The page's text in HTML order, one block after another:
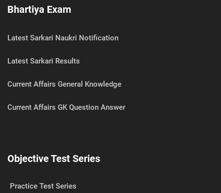
Bhartiya Exam
Latest Sarkari Naukri Notification
Latest Sarkari Results
Current Affairs General Knowledge
Current Affairs GK Question Answer
Objective Test Series
Practice Test Series